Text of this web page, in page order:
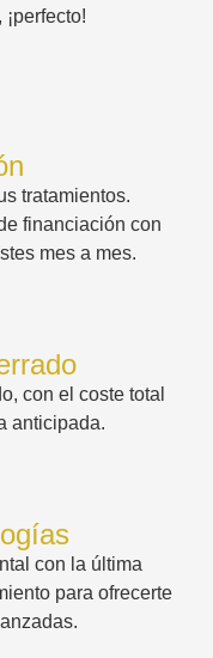
tratamientos.
financiación con
mes a mes.
con el coste total
anticipada.
con la última
para ofrecerte